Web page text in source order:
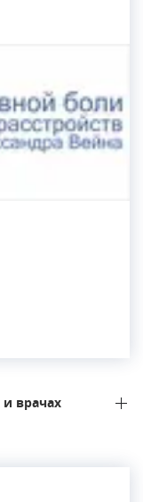
врачах